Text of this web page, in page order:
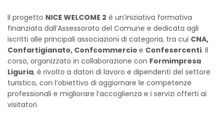
Il progetto NICE WELCOME 2 è un’iniziativa formativa
finanziata dall’Assessorato del Comune e dedicata agli
iscritti alle principali associazioni di categoria, tra cui CNA,
Confartigianato, Confcommercioe Confesercenti. Il
corso, organizzato in collaborazione con Formimpresa
Liguria, è rivolto a datori di lavoro e dipendenti del settore
turistico, con l’obiettivo di aggiornare le competenze
professionali e migliorare l’accoglienza e i servizi offerti ai
visitatori.